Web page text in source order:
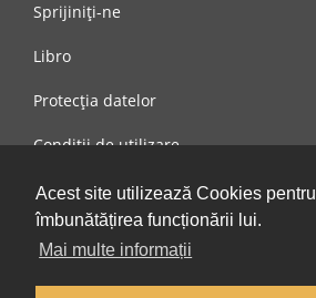
Acest site utilizează Cookies pentru
îmbunătățirea funcționării lui.
Mai multe informații
Sprijiniți-ne
Libro
Protecția datelor
Condiții de utilizare
Mesaj către noi